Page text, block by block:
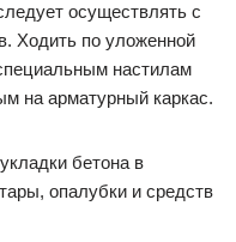
осуществлять с
Ходить по уложенной
настилам
на арматурный каркас.
бетона в
опалубки и средств